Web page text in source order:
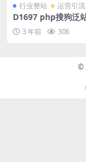
行业整站 运营引流
D1697 php搜狗泛
码 完美SEO优化 符
索引擎算法
3 年前 306
©